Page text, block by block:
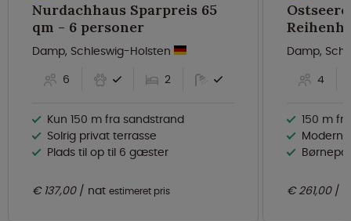
Nurdachhaus Sparpreis 65
qm - 6 personer
Damp, Schleswig-Holsten
6
2
Kun 150 m fra sandstrand
Solrig privat terrasse
Plads til op til 6 gæster
€ 137,00 nat estimeret pris
personer
Damp,
4
150 m
€ 261,00